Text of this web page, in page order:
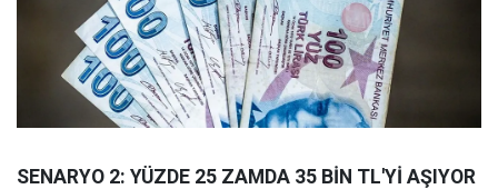
SENARYO 2: YÜZDE 25 ZAMDA 35 BİN TL'Yİ AŞIYOR